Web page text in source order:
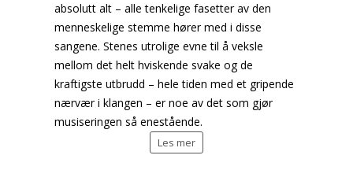
absolutt alt – alle tenkelige fasetter av den
menneskelige stemme hører med i disse
sangene. Stenes utrolige evne til å veksle
mellom det helt hviskende svake og de
kraftigste utbrudd – hele tiden med et gripende
nærvær i klangen – er noe av det som gjør
musiseringen så enestående.
Les mer